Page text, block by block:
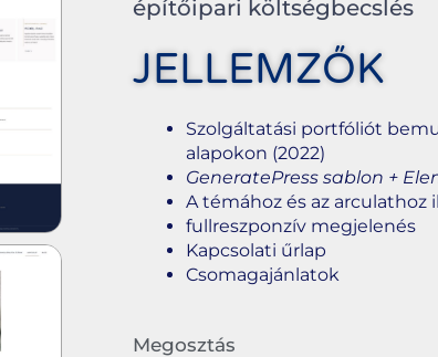
építőipari költségbecslés
JELLEMZŐK
Szolgáltatási portfóliót
alapokon (2022)
GeneratePress sablon +
A témához és az
fullreszponzív megjelenés
Kapcsolati űrlap
Csomagajánlatok
Megosztás